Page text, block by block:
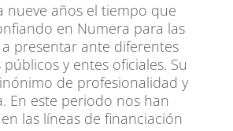
nueve años el tiempo que
en Numera para las
presentar ante diferentes
y entes oficiales. Su
de profesionalidad y
En este periodo nos han
las líneas de financiación